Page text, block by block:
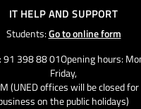
IT HELP AND SUPPORT
Students:Go to online form
91 398 88 01Opening hours:
Friday,
(UNED offices will be closed
on the public holidays)